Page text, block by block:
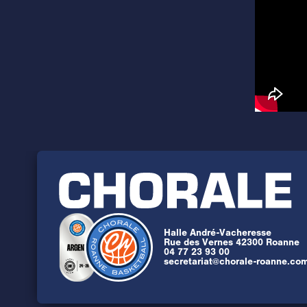
Halle André-Vacheresse
Rue des Vernes 42300 Roanne
04 77 23 93 00
secretariat@chorale-